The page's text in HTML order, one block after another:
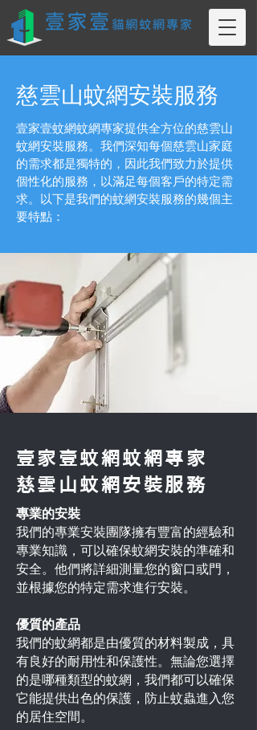
慈雲山​蚊網安裝服務
壹家壹蚊網蚊網專家提供全方位的慈雲山
蚊網安裝服務。我們深知每個慈雲山家庭
的需求都是獨特的，因此我們致力於提供
個性化的服務，以滿足每個客戶的特定需
求。以下是我們的蚊網安裝服務的幾個主
要特點：
壹家壹蚊網蚊網專家
慈雲山蚊網安裝服務
專業的安裝
我們的專業安裝團隊擁有豐富的經驗和
專業知識，可以確保蚊網安裝的準確和
安全。他們將詳細測量您的窗口或門，
並根據您的特定需求進行安裝。
優質的產品
我們的蚊網都是由優質的材料製成，具
有良好的耐用性和保護性。無論您選擇
的是哪種類型的蚊網，我們都可以確保
它能提供出色的保護，防止蚊蟲進入您
的居住空間。